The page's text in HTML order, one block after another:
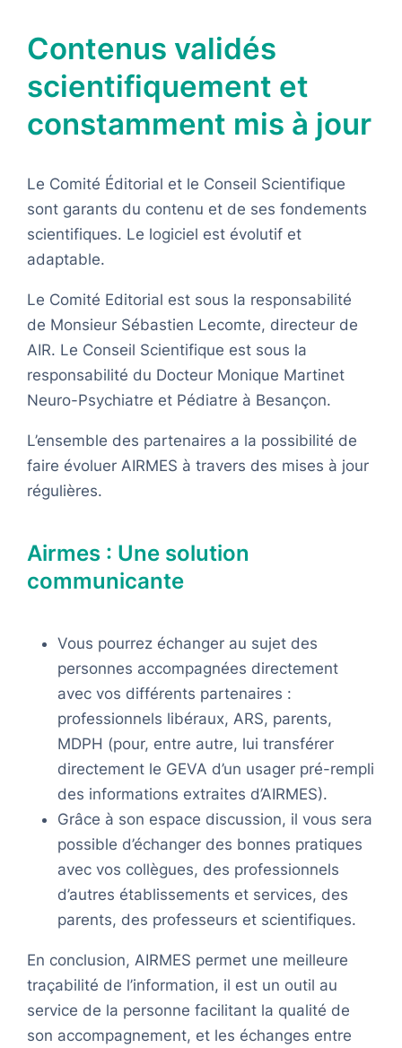
Contenus validés
scientifiquement et
constamment mis à jour
Le Comité Éditorial et le Conseil Scientifique
sont garants du contenu et de ses fondements
scientifiques. Le logiciel est évolutif et
adaptable.
Le Comité Editorial est sous la responsabilité
de Monsieur Sébastien Lecomte, directeur de
AIR. Le Conseil Scientifique est sous la
responsabilité du Docteur Monique Martinet
Neuro-Psychiatre et Pédiatre à Besançon.
L’ensemble des partenaires a la possibilité de
faire évoluer AIRMES à travers des mises à jour
régulières.
Airmes : Une solution
communicante
Vous pourrez échanger au sujet des
personnes accompagnées directement
avec vos différents partenaires :
professionnels libéraux, ARS, parents,
MDPH (pour, entre autre, lui transférer
directement le GEVA d’un usager pré-rempli
des informations extraites d’AIRMES).
Grâce à son espace discussion, il vous sera
possible d’échanger des bonnes pratiques
avec vos collègues, des professionnels
d’autres établissements et services, des
parents, des professeurs et scientifiques.
En conclusion, AIRMES permet une meilleure
traçabilité de l’information, il est un outil au
service de la personne facilitant la qualité de
son accompagnement, et les échanges entre